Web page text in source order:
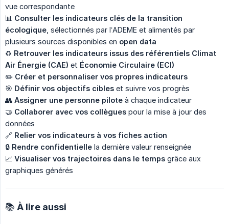
vue correspondante
📊 Consulter les indicateurs clés de la transition
écologique , sélectionnés par l’ADEME et alimentés par
plusieurs sources disponibles en open data
♻️ Retrouver les indicateurs issus des référentiels Climat
Air Énergie (CAE) et Économie Circulaire (ECI)
✏️ Créer et personnaliser vos propres indicateurs
🎯 Définir vos objectifs cibles et suivre vos progrès
👥 Assigner une personne pilote à chaque indicateur
🤝 Collaborer avec vos collègues pour la mise à jour des
données
🔗 Relier vos indicateurs à vos fiches action
🔒 Rendre confidentielle la dernière valeur renseignée
📈 Visualiser vos trajectoires dans le temps grâce aux
graphiques générés
📚 À lire aussi